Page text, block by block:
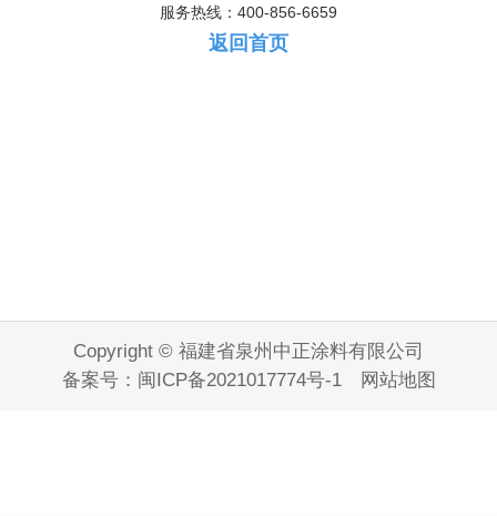
服务热线：400-856-6659
返回首页
Copyright © 福建省泉州中正涂料有限公司
备案号： 闽ICP备2021017774号-1 网站地图